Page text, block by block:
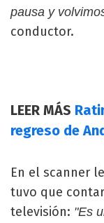
pausa y
conductor.
LEER MÁS
regreso de
En el scanner
tuvo que
televisión: "Es